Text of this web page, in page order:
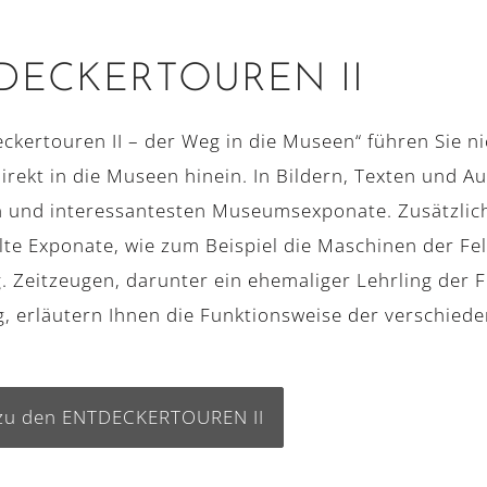
II
II – der Weg in die Museen“ führen Sie
in die Museen hinein. In Bildern, Texten und
und interessantesten Museumsexponate.
Exponate, wie zum Beispiel die Maschinen der
Zeitzeugen, darunter ein ehemaliger Lehrling der
erläutern Ihnen die Funktionsweise der
den ENTDECKERTOUREN II